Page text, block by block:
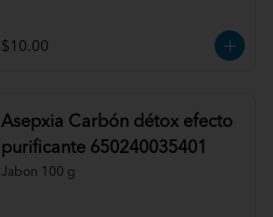
$10.00
Asepxia Carbón détox efecto
purificante 650240035401
Jabon 100 g